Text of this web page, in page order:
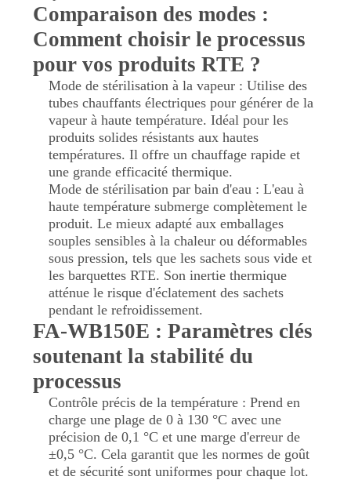
SITE
POLITIQUE
CONFIDENTIALITÉ
Comparaison des modes :
Comment choisir le processus
pour vos produits RTE ?
Mode de stérilisation à la vapeur : Utilise des
tubes chauffants électriques pour générer de la
vapeur à haute température. Idéal pour les
produits solides résistants aux hautes
températures. Il offre un chauffage rapide et
une grande efficacité thermique.
Mode de stérilisation par bain d'eau : L'eau à
haute température submerge complètement le
produit. Le mieux adapté aux emballages
souples sensibles à la chaleur ou déformables
sous pression, tels que les sachets sous vide et
les barquettes RTE. Son inertie thermique
atténue le risque d'éclatement des sachets
pendant le refroidissement.
FA-WB150E : Paramètres clés
soutenant la stabilité du
processus
Contrôle précis de la température : Prend en
charge une plage de 0 à 130 °C avec une
précision de 0,1 °C et une marge d'erreur de
±0,5 °C. Cela garantit que les normes de goût
et de sécurité sont uniformes pour chaque lot.